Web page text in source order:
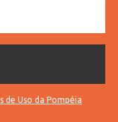
de Uso da Pompéia